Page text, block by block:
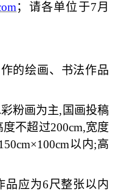
；请各单位于7月
的绘画、书法作品
粉画为主,国画投稿
不超过200cm,宽度
以内;高
品应为6尺整张以内